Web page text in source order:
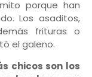
porque han
Los asaditos,
frituras o
el galeno.
chicos son los